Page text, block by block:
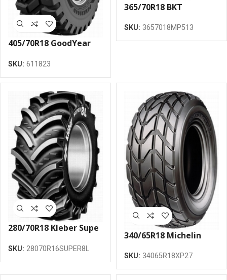
405/70R18 GoodYear
153A2/141B TL riepa
SKU: 611823
365/70R18 BKT
133G TL riepa
SKU: 3657018MP513
280/70R18 Kleber Supe
SKU: 28070R16SUPER8L
340/65R18 Michelin
riepa
SKU: 34065R18XP27